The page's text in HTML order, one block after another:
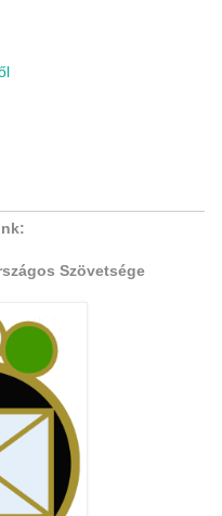
Szövetsége